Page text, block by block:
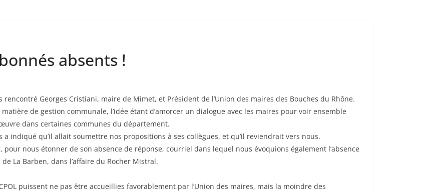
absents !
Georges Cristiani, maire de Mimet, et Président de l’Union des maires des Bouches du Rhône.
de gestion communale, l’idée étant d’amorcer un dialogue avec les maires pour voir ensemble
dans certaines communes du département.
indiqué qu’il allait soumettre nos propositions à ses collègues, et qu’il reviendrait vers nous.
nous étonner de son absence de réponse, courriel dans lequel nous évoquions également l’absence
La Barben, dans l’affaire du Rocher Mistral.
puissent ne pas être accueillies favorablement par l’Union des maires, mais la moindre des